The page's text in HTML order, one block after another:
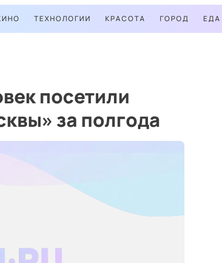
ТЕХНОЛОГИИ КРАСОТА ГОРОД ЕДА
посетили
за полгода